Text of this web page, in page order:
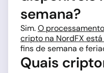
semana?
Sim.O
cripto na NordFX
fins de semana e
Quais